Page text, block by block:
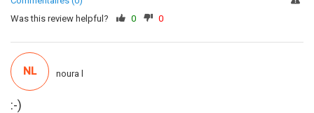
Was this review helpful?
0 0
:-)
NL noura l